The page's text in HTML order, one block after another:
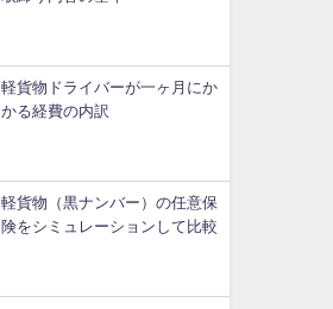
軽貨物ドライバーが一ヶ月にか
かる経費の内訳
軽貨物（黒ナンバー）の任意保
険をシミュレーションして比較